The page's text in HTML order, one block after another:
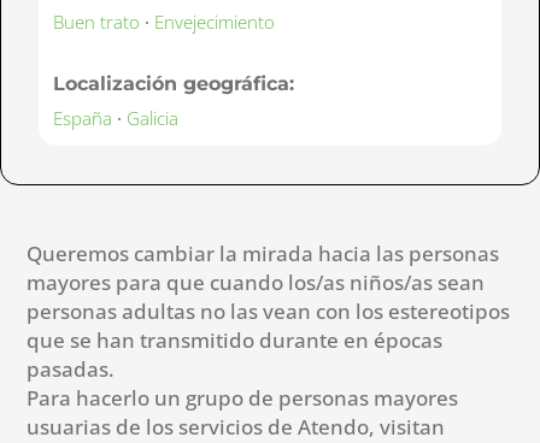
Buen trato · Envejecimiento
Localización geográfica:
España · Galicia
Queremos cambiar la mirada hacia las personas
mayores para que cuando los/as niños/as sean
personas adultas no las vean con los estereotipos
que se han transmitido durante en épocas
pasadas.
Para hacerlo un grupo de personas mayores
usuarias de los servicios de Atendo, visitan